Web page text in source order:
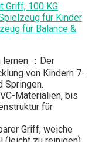
Griff, 100 KG
für Kinder
für Balance &
：Der
von Kindern 7-
Springen.
Materialien, bis
für
Griff, weiche